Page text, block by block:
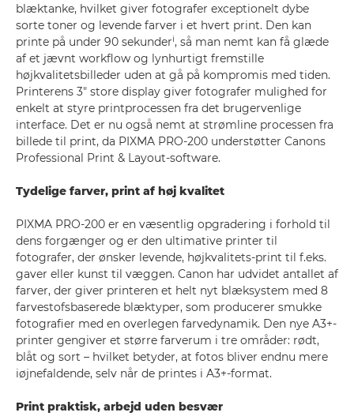
blæktanke, hvilket giver fotografer exceptionelt dybe
sorte toner og levende farver i et hvert print. Den kan
printe på under 90 sekunderi, så man nemt kan få glæde
af et jævnt workflow og lynhurtigt fremstille
højkvalitetsbilleder uden at gå på kompromis med tiden.
Printerens 3" store display giver fotografer mulighed for
enkelt at styre printprocessen fra det brugervenlige
interface. Det er nu også nemt at strømline processen fra
billede til print, da PIXMA PRO-200 understøtter Canons
Professional Print & Layout-software.
Tydelige farver, print af høj kvalitet
PIXMA PRO-200 er en væsentlig opgradering i forhold til
dens forgænger og er den ultimative printer til
fotografer, der ønsker levende, højkvalitets-print til f.eks.
gaver eller kunst til væggen. Canon har udvidet antallet af
farver, der giver printeren et helt nyt blæksystem med 8
farvestofsbaserede blæktyper, som producerer smukke
fotografier med en overlegen farvedynamik. Den nye A3+-
printer gengiver et større farverum i tre områder: rødt,
blåt og sort – hvilket betyder, at fotos bliver endnu mere
iøjnefaldende, selv når de printes i A3+-format.
Print praktisk, arbejd uden besvær